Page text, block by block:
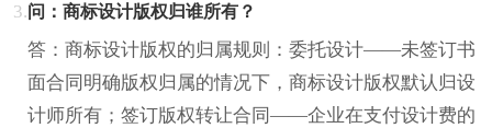
3.问：商标设计版权归谁所有？
答：商标设计版权的归属规则：委托设计——未签订书
面合同明确版权归属的情况下，商标设计版权默认归设
计师所有；签订版权转让合同——企业在支付设计费的